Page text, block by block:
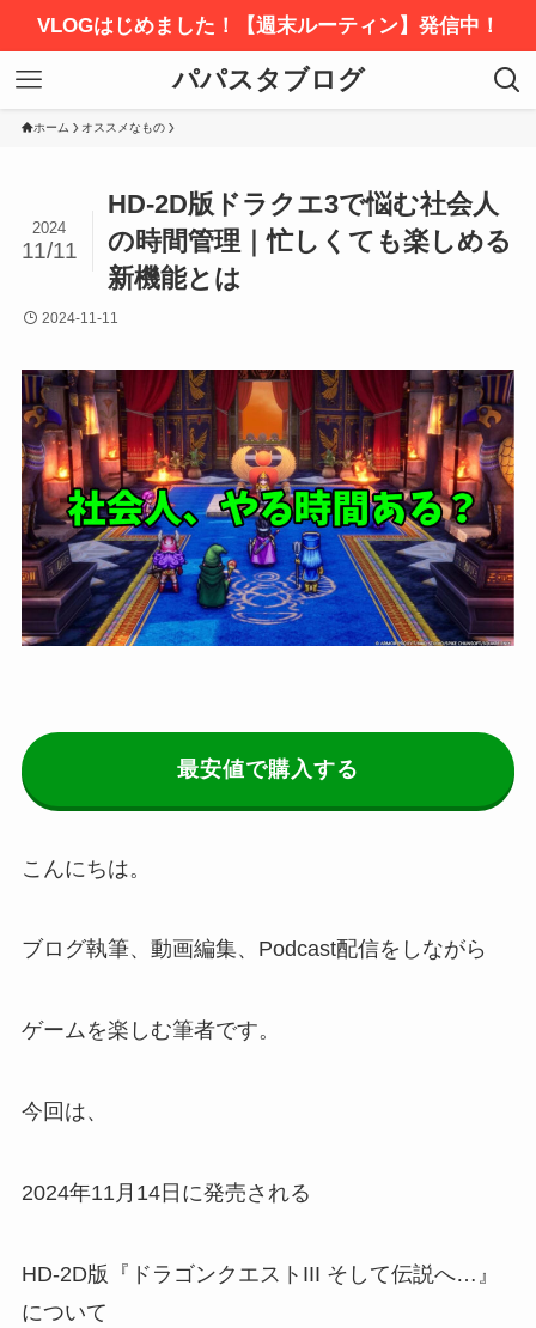
VLOGはじめました！【週末ルーティン】発信中！
パパスタブログ
ホーム オススメなもの
HD-2D版ドラクエ3で悩む社会人
の時間管理｜忙しくても楽しめる
新機能とは
2024
11/11
2024-11-11
最安値で購入する
こんにちは。
ブログ執筆、動画編集、Podcast配信をしながら
ゲームを楽しむ筆者です。
今回は、
2024年11月14日に発売される
HD-2D版『ドラゴンクエストIII そして伝説へ…』
について